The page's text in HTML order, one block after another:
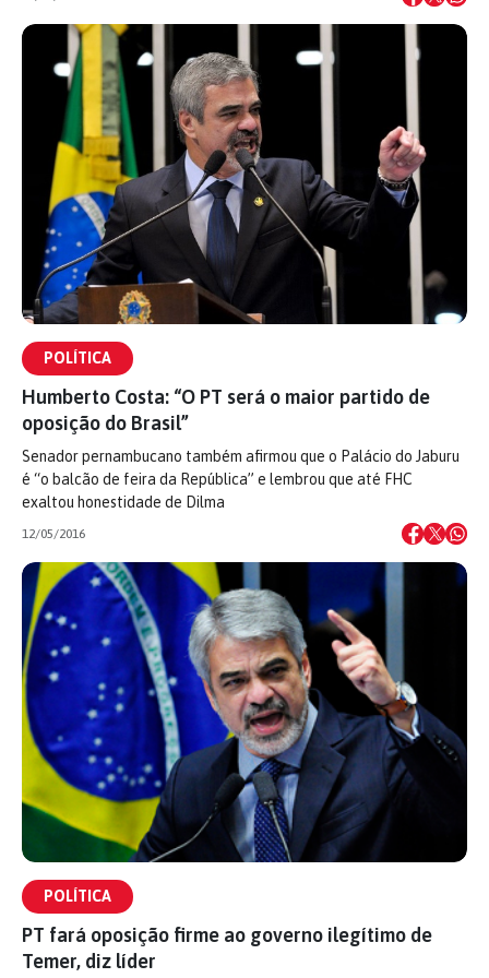
POLÍTICA
Humberto Costa: “O PT será o maior partido de
oposição do Brasil”
Senador pernambucano também afirmou que o Palácio do Jaburu
é “o balcão de feira da República” e lembrou que até FHC
exaltou honestidade de Dilma
12/05/2016
POLÍTICA
PT fará oposição firme ao governo ilegítimo de
Temer, diz líder